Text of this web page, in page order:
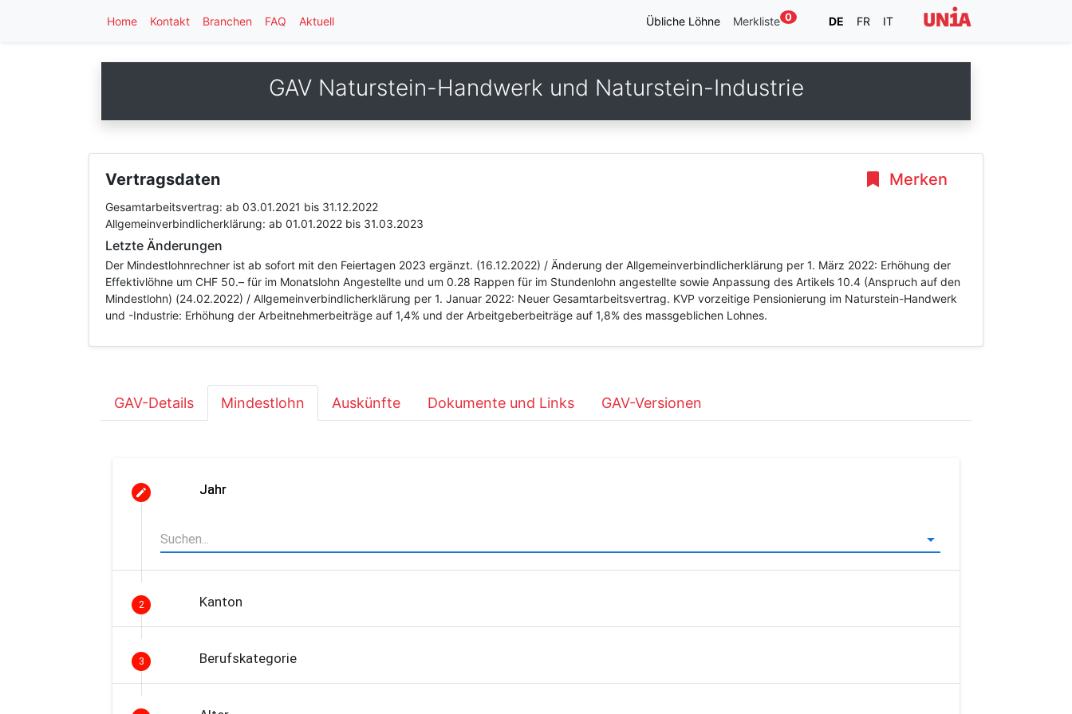
Home Kontakt Branchen FAQ Aktuell Übliche Löhne Merkliste 0 DE FR IT
GAV Naturstein-Handwerk und Naturstein-Industrie
Merken
Vertragsdaten
Gesamtarbeitsvertrag: ab 03.01.2021 bis 31.12.2022
Allgemeinverbindlicherklärung: ab 01.01.2022 bis 31.03.2023
Letzte Änderungen
Der Mindestlohnrechner ist ab sofort mit den Feiertagen 2023 ergänzt. (16.12.2022) / Änderung der Allgemeinverbindlicherklärung per 1. März 2022: Erhöhung der
Effektivlöhne um CHF 50.– für im Monatslohn Angestellte und um 0.28 Rappen für im Stundenlohn angestellte sowie Anpassung des Artikels 10.4 (Anspruch auf den
Mindestlohn) (24.02.2022) / Allgemeinverbindlicherklärung per 1. Januar 2022: Neuer Gesamtarbeitsvertrag. KVP vorzeitige Pensionierung im Naturstein-Handwerk
und -Industrie: Erhöhung der Arbeitnehmerbeiträge auf 1,4% und der Arbeitgeberbeiträge auf 1,8% des massgeblichen Lohnes.
GAV-Details Mindestlohn Auskünfte Dokumente und Links GAV-Versionen
Jahr
2 Kanton
3 Berufskategorie